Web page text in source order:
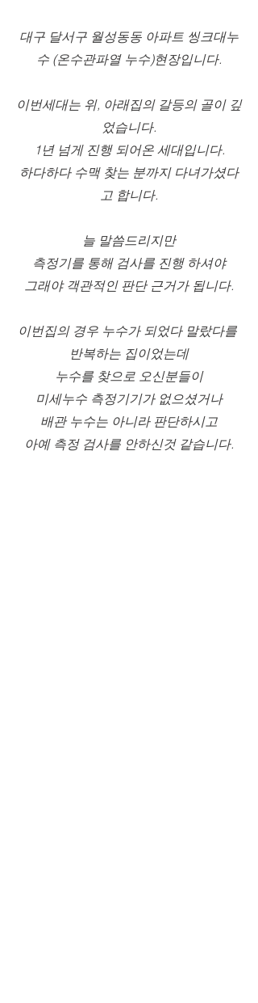
대구 달서구 월성동동 아파트 씽크대누
수 (온수관파열 누수)현장입니다.
이번세대는 위, 아래집의 갈등의 골이 깊
었습니다.
1년 넘게 진행 되어온 세대입니다.
하다하다 수맥 찾는 분까지 다녀가셨다
고 합니다.
늘 말씀드리지만
측정기를 통해 검사를 진행 하셔야
그래야 객관적인 판단 근거가 됩니다.
이번집의 경우 누수가 되었다 말랐다를
반복하는 집이었는데
누수를 찾으로 오신분들이
미세누수 측정기기가 없으셨거나
배관 누수는 아니라 판단하시고
아예 측정 검사를 안하신것 같습니다.